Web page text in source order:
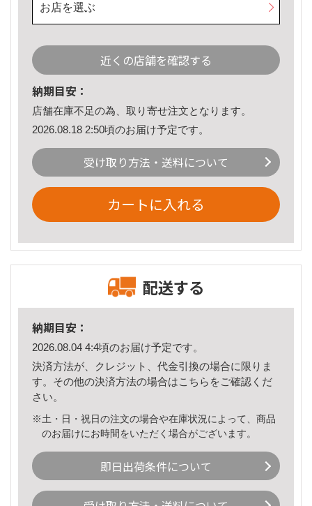
お店を選ぶ
近くの店舗を確認する
納期目安：
店舗在庫不足の為、取り寄せ注文となります。
2026.08.18 2:50頃のお届け予定です。
受け取り方法・送料について
カートに入れる
配送する
納期目安：
2026.08.04 4:4頃のお届け予定です。
決済方法が、クレジット、代金引換の場合に限りま
す。その他の決済方法の場合はこちら をご確認くだ
さい。
※土・日・祝日の注文の場合や在庫状況によって、商品
のお届けにお時間をいただく場合がございます。
即日出荷条件について